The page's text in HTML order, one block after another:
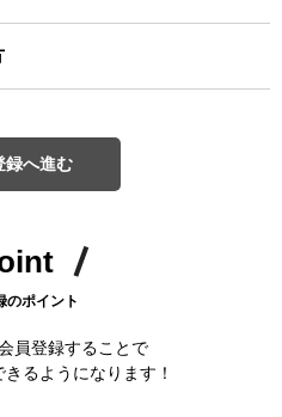
録へ進む
のポイント
員登録することで
るようになります！